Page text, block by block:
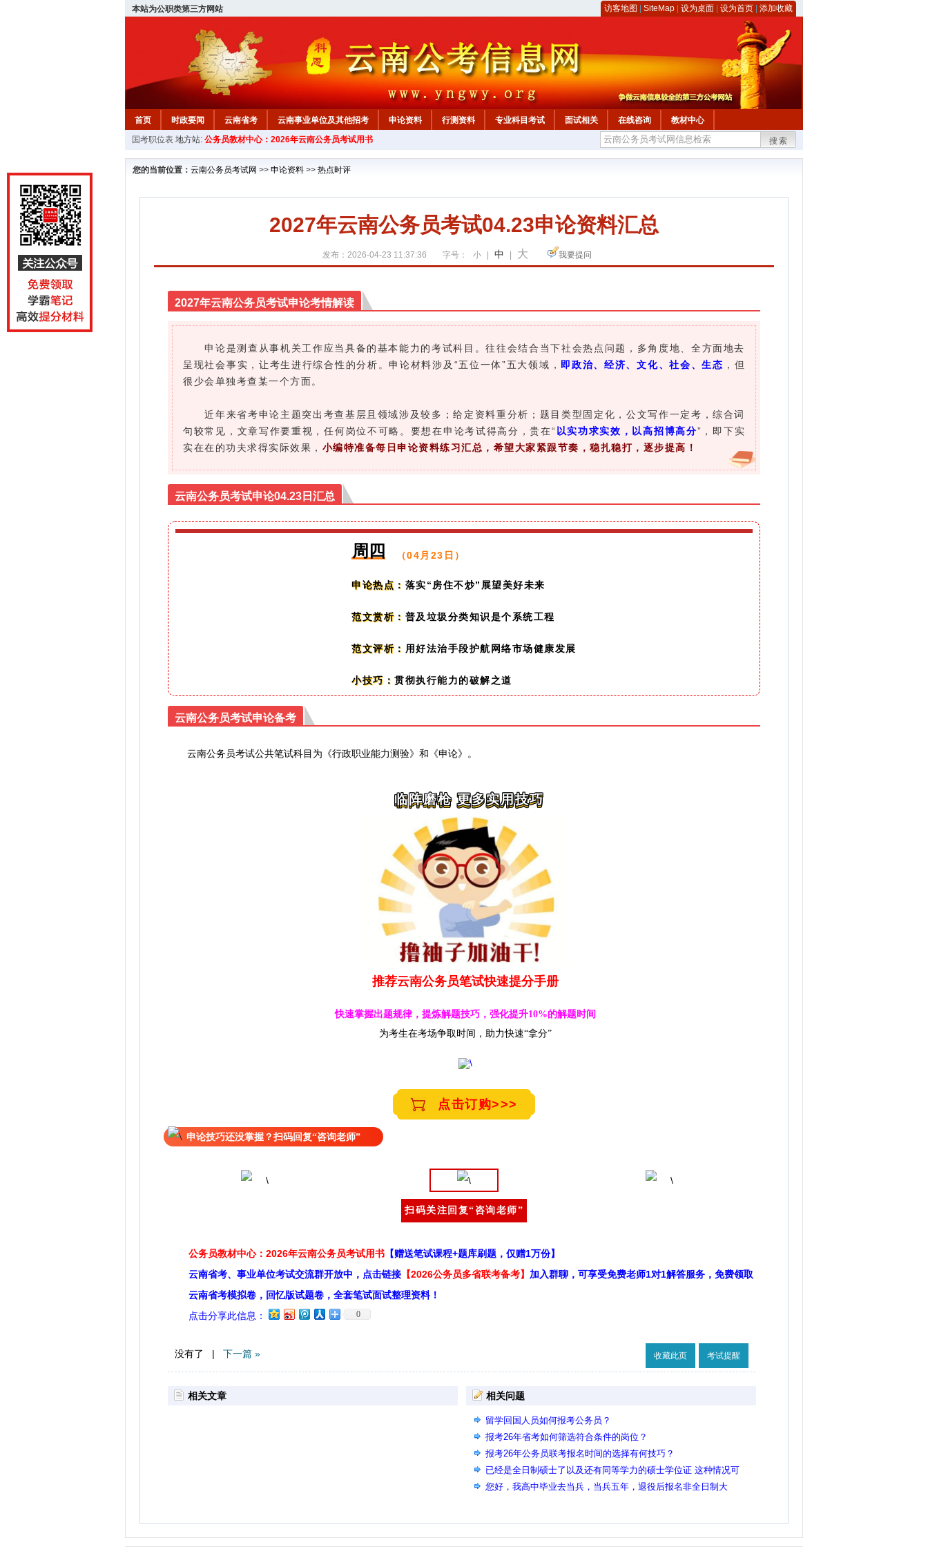
本站为公职类第三方网站 访客地图 SiteMap 设为桌面 设为首页 添加收藏
首页 时政要闻 云南省考 云南事业单位及其他招考 申论资料 行测资料 专业科目考试 面试相关 在线咨询
教材中心
国考职位表 地方站: 公务员教材中心：2026年云南公务员考试用书 搜索
您的当前位置： 云南公务员考试网 >> 申论资料 >> 热点时评
2027年云南公务员考试04.23申论资料汇总
发布：2026-04-23 11:37:36 字号： 小 中 大 我要提问
2027年云南公务员考试申论考情解读
申论是测查从事机关工作应当具备的基本能力的考试科目。往往会结合当下社会热点问题，多角度地、全方面地去
呈现社会事实，让考生进行综合性的分析。申论材料涉及“五位一体”五大领域，即政治、经济、文化、社会、生态 ，但
很少会单独考查某一个方面。
近年来省考申论主题突出考查基层且领域涉及较多；给定资料重分析；题目类型固定化，公文写作一定考，综合词
句较常见，文章写作要重视，任何岗位不可略。要想在申论考试得高分，贵在“ 以实功求实效，以高招博高分”，即下实
实在在的功夫求得实际效果， 小编特准备每日申论资料练习汇总，希望大家紧跟节奏 ，稳扎稳打，逐步提高！
云南公务员考试申论04.23日汇总
周四 （04月23日）
申论热点： 落实“房住不炒”展望美好未来
范文赏析： 普及垃圾分类知识是个系统工程
范文评析： 用好法治手段护航网络市场健康发展
小技巧：贯彻执行能力的破解之道
云南公务员考试申论备考
云南公务员考试公共笔试科目为《行政职业能力测验》和《申论》 。
临阵磨枪 更多实用技巧
推荐云南公务员笔试快速提分手册
快速掌握出题规律，提炼解题技巧，强化提升10%的解题时间
为考生在考场争取时间，助力快速“拿分”
点击订购>>>
申论技巧还没掌握？扫码回复“咨询老师”
扫码关注回复“咨询老师”
公务员教材中心：2026年云南公务员考试用书 【赠送笔试课程+题库刷题，仅赠1万份】
云南省考、事业单位考试交流群开放中，点击链接 【2026公务员多省联考备考】 加入群聊，可享受免费老师1对1解答服务，免费领取
云南省考模拟卷，回忆版试题卷，全套笔试面试整理资料！
点击分享此信息：
0
没有了 | 下一篇 » 收藏此页 考试提醒
相关文章 相关问题
留学回国人员如何报考公务员？
报考26年省考如何筛选符合条件的岗位？
报考26年公务员联考报名时间的选择有何技巧？
已经是全日制硕士了以及还有同等学力的硕士学位证 这种情况可
以用同等学力的专业报考要求是硕士的岗吗？
您好，我高中毕业去当兵，当兵五年，退役后报名非全日制大